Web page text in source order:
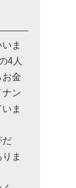
ま
4人
金
ン
ま
だ
ま